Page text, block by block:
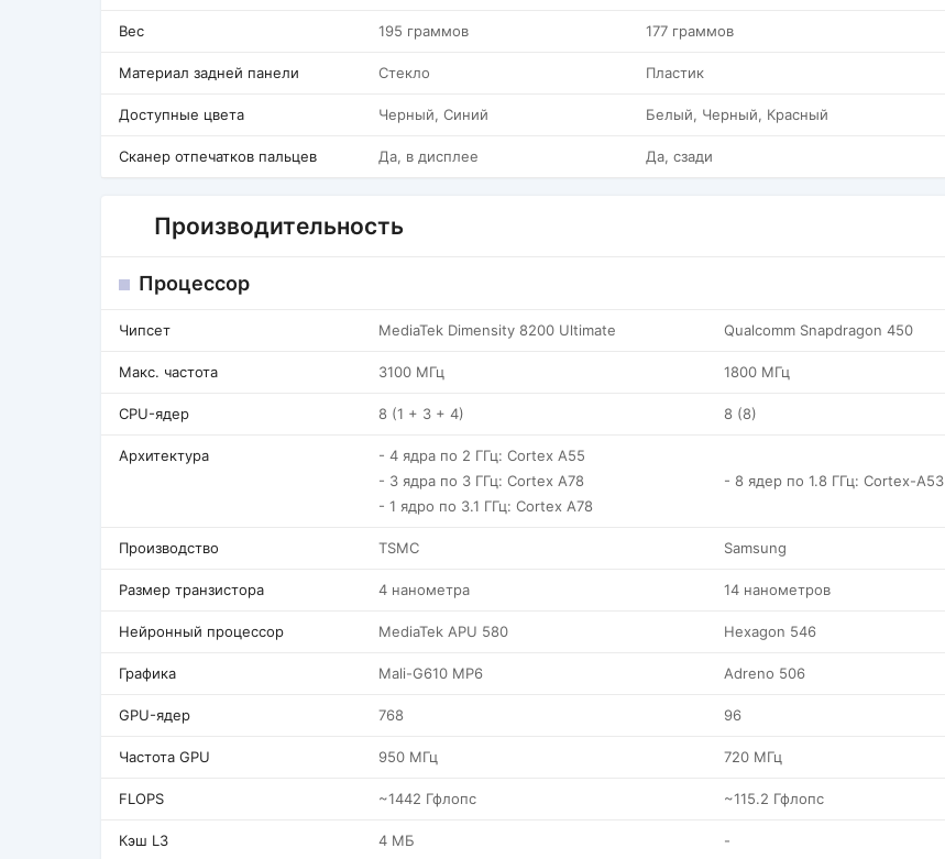
Вес 195 граммов 177 граммов
Материал задней панели Стекло Пластик
Доступные цвета Черный, Синий Белый, Черный, Красный
Сканер отпечатков пальцев Да, в дисплее Да, сзади
Производительность
Процессор
Чипсет MediaTek Dimensity 8200 Ultimate Qualcomm Snapdragon 450
Макс. частота 3100 МГц 1800 МГц
CPU-ядер 8 (1 + 3 + 4) 8 (8)
Архитектура
- 4 ядра по 2 ГГц: Cortex A55
- 3 ядра по 3 ГГц: Cortex A78
- 1 ядро по 3.1 ГГц: Cortex A78
- 8 ядер по 1.8 ГГц: Cortex-A53
Производство TSMC Samsung
Размер транзистора 4 нанометра 14 нанометров
Нейронный процессор MediaTek APU 580 Hexagon 546
Графика Mali-G610 MP6 Adreno 506
GPU-ядер 768 96
Частота GPU 950 МГц 720 МГц
FLOPS ~1442 Гфлопс ~115.2 Гфлопс
Кэш L3 4 МБ -